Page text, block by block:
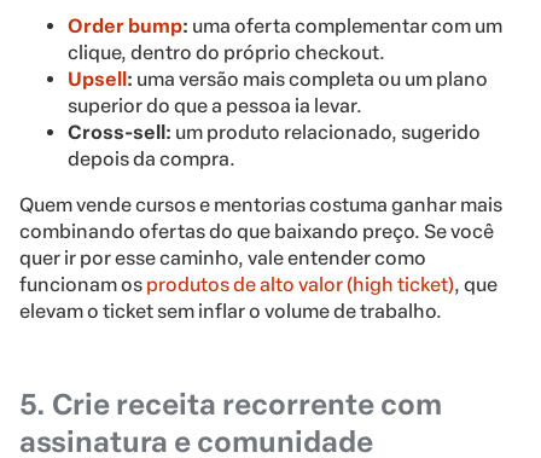
Order bump: uma oferta complementar com um
clique, dentro do próprio checkout.
Upsell : uma versão mais completa ou um plano
superior do que a pessoa ia levar.
Cross-sell: um produto relacionado, sugerido
depois da compra.
Quem vende cursos e mentorias costuma ganhar mais
combinando ofertas do que baixando preço. Se você
quer ir por esse caminho, vale entender como
funcionam os produtos de alto valor (high ticket), que
elevam o ticket sem inflar o volume de trabalho.
5. Crie receita recorrente com
assinatura e comunidade